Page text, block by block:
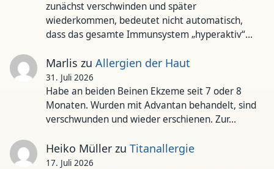
zunächst verschwinden und später
wiederkommen, bedeutet nicht automatisch,
dass das gesamte Immunsystem „hyperaktiv“…
Marlis zu Allergien der Haut
31. Juli 2026
Habe an beiden Beinen Ekzeme seit 7 oder 8
Monaten. Wurden mit Advantan behandelt, sind
verschwunden und wieder erschienen. Zur…
Heiko Müllerzu Titanallergie
17. Juli 2026